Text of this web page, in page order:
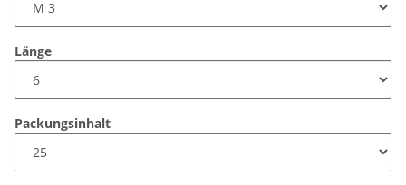
Länge
Packungsinhalt